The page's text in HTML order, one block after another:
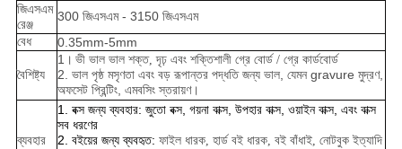
জিএসএম
রেঞ্জ
300 জিএসএম - 3150 জিএসএম
বেধ
0.35mm-5mm
বৈশিষ্ট্য
1। ভী ভাল ভাল শক্ত, দৃঢ় এবং শক্তিশালী গ্রে বোর্ড / গ্রে কার্ডবোর্ড
2. ভাল পৃষ্ঠ মসৃণতা এবং বড় রূপান্তর পদ্ধতি জন্য ভাল, যেমন gravure মুদ্রণ,
অফসেট প্রিন্টিং, এমবসিং স্তরায়ণ।
ব্যবহার
1. বক্স জন্য ব্যবহার: জুতো বক্স, গয়না বাক্স, উপহার বাক্স, ওয়াইন বাক্স, এবং বাক্স
সব ধরণের
2. বইয়ের জন্য ব্যবহৃত: ফাইল ধারক, হার্ড বই ধারক, বই বাঁধাই, নোটবুক ইত্যাদি